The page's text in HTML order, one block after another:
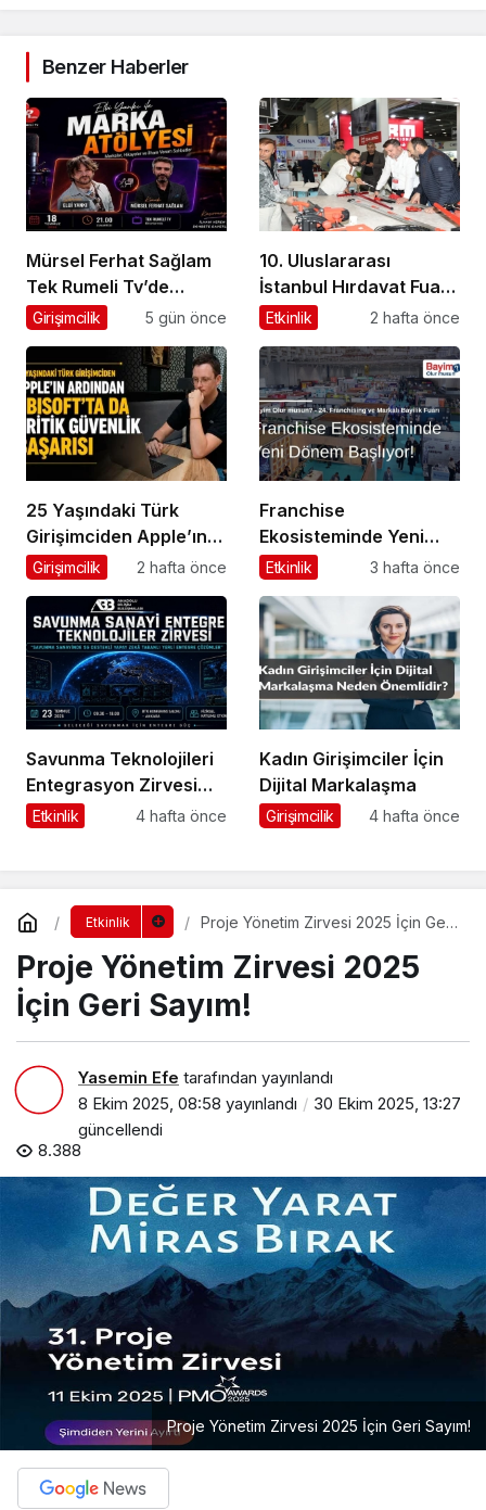
Benzer Haberler
Mürsel Ferhat Sağlam
Tek Rumeli Tv’de
Marka Atölyesi
Oldu
Girişimcilik 5 gün önce
10. Uluslararası
İstanbul Hırdavat Fuarı,
Küresel Ticaretin Yeni
Hazırlanıyor
Etkinlik 2 hafta önce
25 Yaşındaki Türk
Girişimciden Apple’ın
Ardından Ubisoft
Girişimcilik 2 hafta önce
Franchise
Ekosisteminde Yeni
Dönem Başlıyor: Bayim
2026 İçin Geri Sayım!
Etkinlik 3 hafta önce
Savunma Teknolojileri
Entegrasyon Zirvesi
Ankara’da
Etkinlik 4 hafta önce
Kadın Girişimciler İçin
Dijital Markalaşma
Girişimcilik 4 hafta önce
Etkinlik
Proje Yönetim Zirvesi 2025 İçin Geri
Proje Yönetim Zirvesi 2025
İçin Geri Sayım!
Yasemin Efe tarafından yayınlandı
8 Ekim 2025, 08:58 yayınlandı
30 Ekim 2025, 13:27
güncellendi
8.388
Proje Yönetim Zirvesi 2025 İçin Geri Sayım!